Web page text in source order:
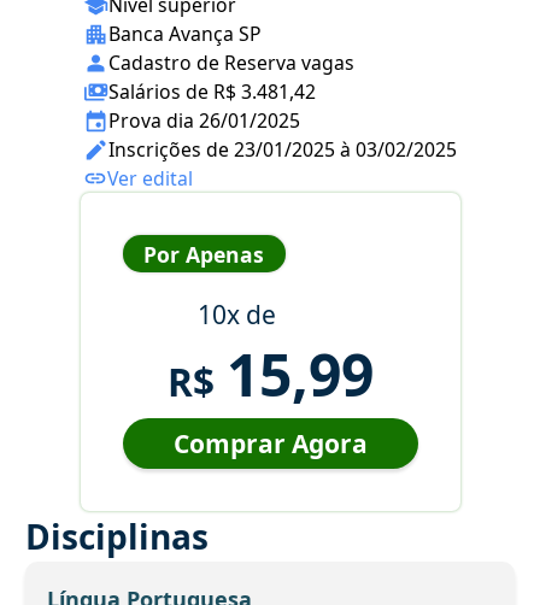
Banca Avança SP
Cadastro de Reserva vagas
Salários de R$ 3.481,42
Prova dia 26/01/2025
Inscrições de 23/01/2025 à 03/02/2025
Ver edital
Por Apenas
10x de
R$ 15,99
Comprar Agora
Disciplinas
Língua Portuguesa